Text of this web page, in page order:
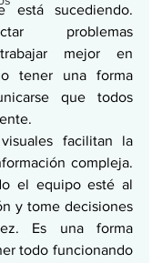
está sucediendo.
problemas
mejor en
tener una forma
que todos
facilitan la
compleja.
el equipo esté al
y tome decisiones
Es una forma
todo funcionando